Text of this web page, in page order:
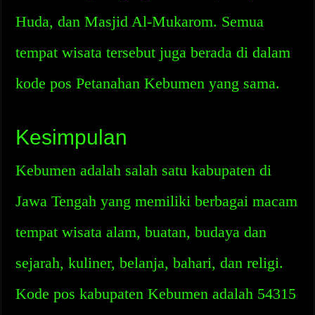
Huda, dan Masjid Al-Mukarom. Semua
tempat wisata tersebut juga berada di dalam
kode pos Petanahan Kebumen yang sama.
Kesimpulan
Kebumen adalah salah satu kabupaten di
Jawa Tengah yang memiliki berbagai macam
tempat wisata alam, buatan, budaya dan
sejarah, kuliner, belanja, bahari, dan religi.
Kode pos kabupaten Kebumen adalah 54315